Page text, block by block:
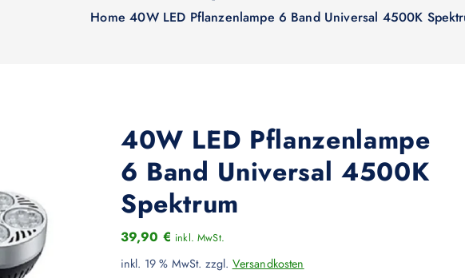
Home 40W LED Pflanzenlampe 6 Band Universal 4500K
40W LED Pflanzenlampe
6 Band Universal 4500K
Spektrum
39,90 € inkl. MwSt.
inkl. 19 % MwSt. zzgl. Versandkosten